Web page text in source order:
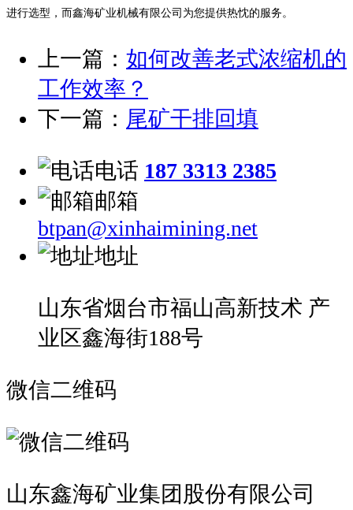
进行选型，而鑫海矿业机械有限公司为您提供热忱的服务。
上一篇： 如何改善老式浓缩机的
工作效率？
下一篇： 尾矿干排回填
电话 187 3313 2385
邮箱
btpan@xinhaimining.net
地址
山东省烟台市福山高新技术 产
业区鑫海街188号
微信二维码
山东鑫海矿业集团股份有限公司